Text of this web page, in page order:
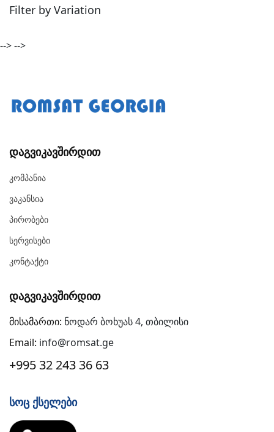
Filter by Variation
-->-->
Დაგვიკავშირდით
Კომპანია
Ვაკანსია
Პირობები
Სერვისები
Კონტაქტი
Დაგვიკავშირდით
მისამართი: ნოდარ ბოხუას 4, თბილისი
Email: info@romsat.ge
+995 32 243 36 63
Სოც Ქსელები